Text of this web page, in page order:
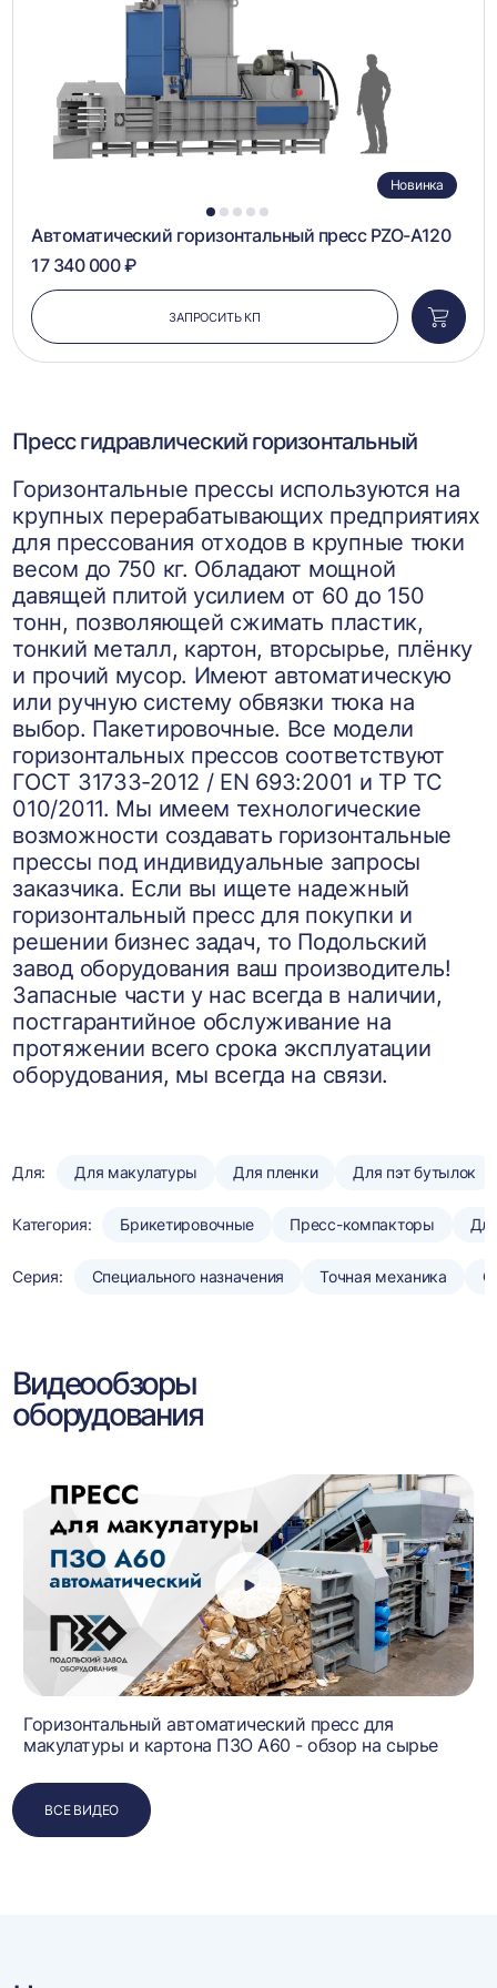
1 2 3 4 5
Новинка
Автоматический горизонтальный пресс PZO-A120
17 340 000 ₽
ЗАПРОСИТЬ КП
в
Пресс гидравлический горизонтальный
Горизонтальные прессы используются на
крупных перерабатывающих предприятиях
для прессования отходов в крупные тюки
весом до 750 кг. Обладают мощной
давящей плитой усилием от 60 до 150
тонн, позволяющей сжимать пластик,
тонкий металл, картон, вторсырье, плёнку
и прочий мусор. Имеют автоматическую
или ручную систему обвязки тюка на
выбор. Пакетировочные. Все модели
горизонтальных прессов соответствуют
ГОСТ 31733-2012 / EN 693:2001 и ТР ТС
010/2011. Мы имеем технологические
возможности создавать горизонтальные
прессы под индивидуальные запросы
заказчика. Если вы ищете надежный
горизонтальный пресс для покупки и
решении бизнес задач, то Подольский
завод оборудования ваш производитель!
Запасные части у нас всегда в наличии,
постгарантийное обслуживание на
протяжении всего срока эксплуатации
оборудования, мы всегда на связи.
Для: Для макулатуры Для пленки Для пэт бутылок
Категория: Брикетировочные Пресс-компакторы
Серия: Специального назначения Точная механика
Видеообзоры
оборудования
Горизонтальный автоматический пресс для
макулатуры и картона ПЗО А60 - обзор на сырье
ВСЕ ВИДЕО